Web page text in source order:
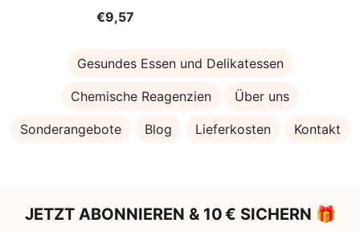
€9,57
Gesundes Essen und Delikatessen
Chemische Reagenzien Über uns
Sonderangebote Blog Lieferkosten Kontakt
JETZT ABONNIEREN & 10 € SICHERN 🎁